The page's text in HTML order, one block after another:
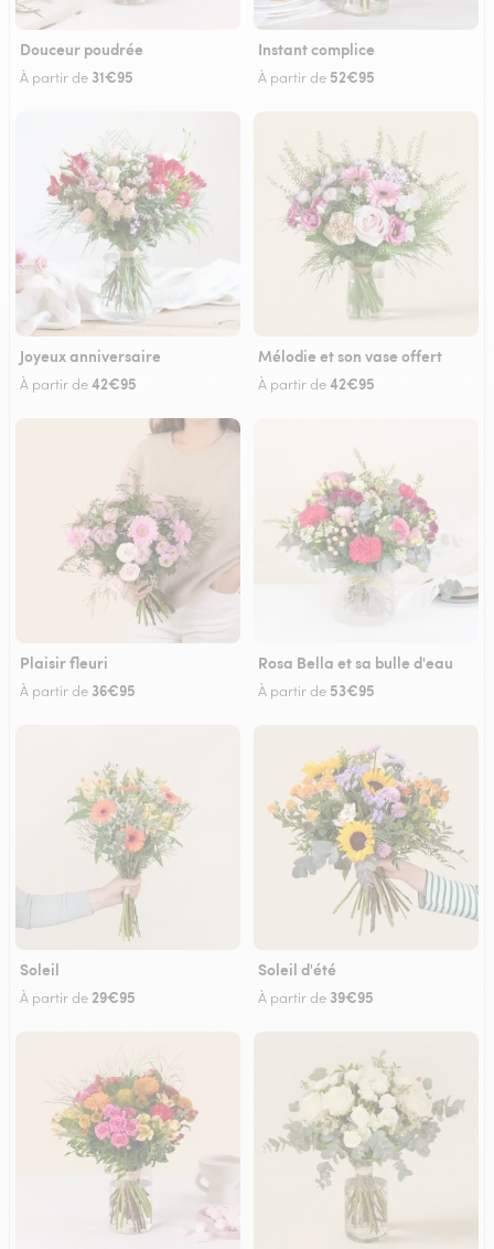
Douceur poudrée
À partir de 31€95
Instant complice
À partir de 52€95
Joyeux anniversaire
À partir de42€95
Mélodie et son vase offert
À partir de42€95
Plaisir fleuri
À partir de 36€95
Rosa Bella et sa bulle d'eau
À partir de 53€95
Soleil
À partir de 29€95
Soleil d'été
À partir de 39€95